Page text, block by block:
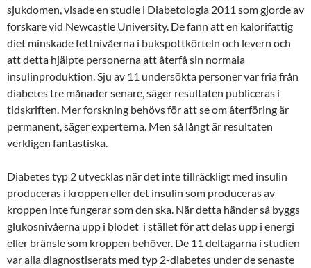
sjukdomen, visade en studie i Diabetologia 2011 som gjorde av
forskare vid Newcastle University. De fann att en kalorifattig
diet minskade fettnivåerna i bukspottkörteln och levern och
att detta hjälpte personerna att återfå sin normala
insulinproduktion. Sju av 11 undersökta personer var fria från
diabetes tre månader senare, säger resultaten publiceras i
tidskriften. Mer forskning behövs för att se om återföring är
permanent, säger experterna. Men så långt är resultaten
verkligen fantastiska.
Diabetes typ 2 utvecklas när det inte tillräckligt med insulin
produceras i kroppen eller det insulin som produceras av
kroppen inte fungerar som den ska. När detta händer så byggs
glukosnivåerna upp i blodet i stället för att delas upp i energi
eller bränsle som kroppen behöver. De 11 deltagarna i studien
var alla diagnostiserats med typ 2-diabetes under de senaste